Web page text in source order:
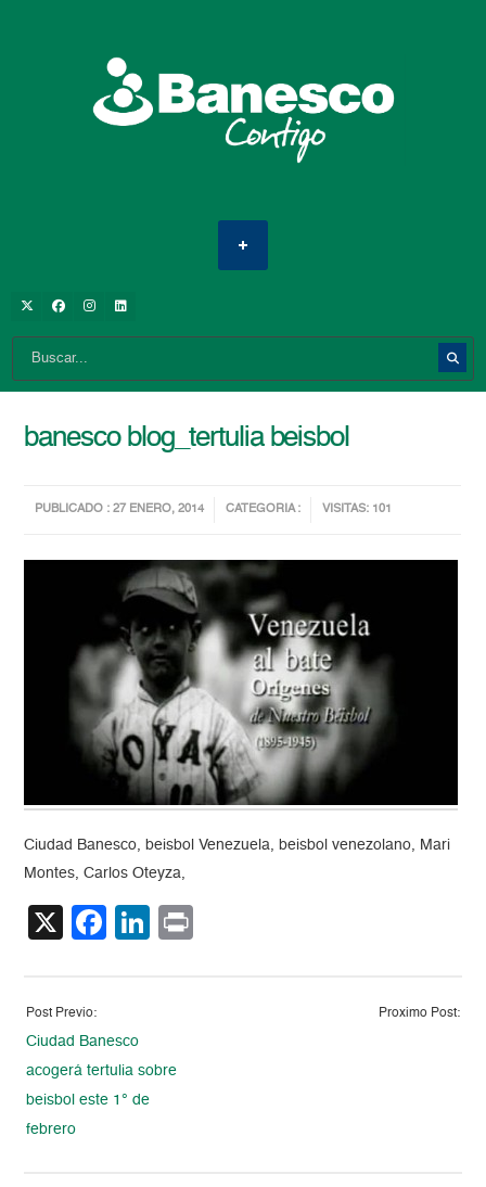
banesco blog_tertulia beisbol
PUBLICADO : 27 ENERO, 2014 CATEGORIA : VISITAS: 101
Ciudad Banesco, beisbol Venezuela, beisbol venezolano, Mari
Montes, Carlos Oteyza,
X Facebook
LinkedIn
Post Previo:
Ciudad Banesco
acogerá tertulia sobre
beisbol este 1° de
febrero
Proximo Post: